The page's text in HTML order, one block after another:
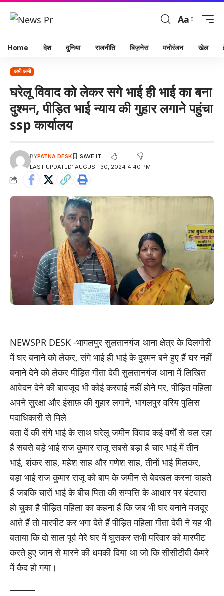
Aa
Home देश दुनिया राजनीति बिज़नेस मनोरंजन खेल
अभी अभी
घरेलू विवाद को लेकर सगे भाई ही भाई का बना
दुश्मन, पीड़ित भाई न्याय की गुहार लगाने पहुंचा
ssp कार्यालय
LAST UPDATED: AUGUST 30, 2024 4:40 PM
BYPATNA DESK
NEWSPR DESK -भागलपुर सुलतानगंज थाना क्षेत्र के दिलगोरी
में घर बनाने को लेकर, संगे भाई ही भाई के दुश्मन बने हुए हैं घर नहीं
बनाने देने को लेकर पीड़ित गीता देवी सुलतानगंज थाना में लिखित
आवेदन देने की बावजूद भी कोई करवाई नहीं होने पर, पीड़ित महिला
अपने सुरक्षा और इंसाफ़ की गुहार लगाने, भागलपुर वरिय पुलिस
पदाधिकारी से मिले
बता दें की संगे भाई के साथ घरेलू जमीन विवाद कई वर्षों से चल रहा
है सबसे बड़े भाई राज कुमार राजू सबसे बड़ा है चार भाई में तीन
भाई, शंकर साह, महेश साह और गणेश साह, तीनों भाई मिलकर,
बड़ा भाई राज कुमार राजू को बाप के जमीन से बेदखल करना चाहते
हैं जबकि चारों भाई के बीच पिता की सम्पत्ति के आधार पर बंटवारा
हो चुका है पीड़ित महिला का कहना हैं कि जब भी घर बनाने मजदूर
आते हैं तो मारपीट कर भगा देते हैं पीड़ित महिला गीता देवी ने यह भी
बताया कि दो साल पूर्व मेरे घर में घुसकर सभी परिवार को मारपीट
करते हुए जान से मारने की धमकी दिया था जो कि सीसीटीवी कैमरे
में कैद हो गया।